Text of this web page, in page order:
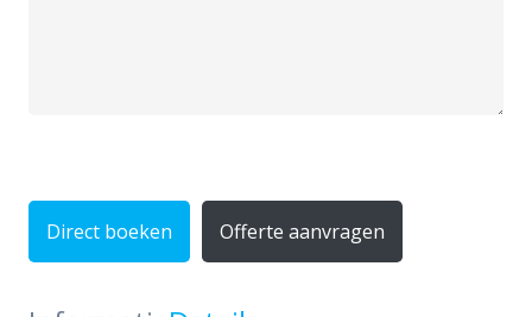
Direct boeken Offerte aanvragen